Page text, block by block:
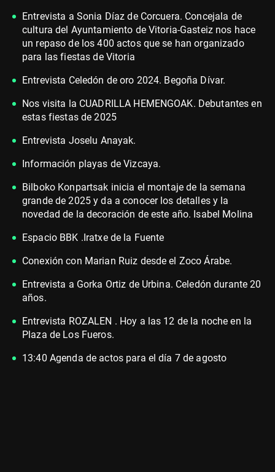
Entrevista a Sonia Díaz de Corcuera. Concejala de
cultura del Ayuntamiento de Vitoria-Gasteiz nos hace
un repaso de los 400 actos que se han organizado
para las fiestas de Vitoria
Entrevista Celedón de oro 2024. Begoña Dívar.
Nos visita la CUADRILLA HEMENGOAK. Debutantes en
estas fiestas de 2025
Entrevista Joselu Anayak.
Información playas de Vizcaya.
Bilboko Konpartsak inicia el montaje de la semana
grande de 2025 y da a conocer los detalles y la
novedad de la decoración de este año. Isabel Molina
Espacio BBK .Iratxe de la Fuente
Conexión con Marian Ruiz desde el Zoco Árabe.
Entrevista a Gorka Ortiz de Urbina. Celedón durante 20
años.
Entrevista ROZALEN . Hoy a las 12 de la noche en la
Plaza de Los Fueros.
13:40 Agenda de actos para el día 7 de agosto